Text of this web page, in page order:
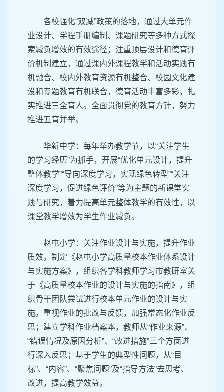
各校强化“双减”政策的落地，通过大单元作
业设计、学程手册编制、课题研究等多种方式探
索减负增效的有效途径；注重顶层设计和德育评
价机制建立，通过课内外课程教学和活动实践有
机融合、校内外教育资源有机整合、校园文化建
设和专题教育有机联合，德育活动丰富多彩，扎
实推进三全育人。全面贯彻党的教育方针，努力
推进五育并举。
华新中学：每年举办教学节，以“关注学生
的学习经历”为抓手，开展“优化单元设计，提升
整体教学”“导向深度学习，实现绿色转型”“关注
深度学习，促进绿色评价”等为主题的新课堂实
践与研究，着力提高单元整体教学的有效性，以
课堂教学增效为学生作业减负。
赵屯小学：关注作业设计与实施，提升作业
质效。制定《赵屯小学高质量校本作业体系设计
与实施方案》，组织各学科教师学习市教研室关
于《高质量校本作业的设计与实施的指南》，组
织骨干团队尝试进行校本单元作业的设计与实
施。重视作业的批改与反馈，加强常态化作业反
思；建立学科作业档案本，教师从“作业来源”、
“错误情况及原因分析”、“改进措施”三个方面进
行深入反思；基于学生的典型性问题，从“目
标”、“内容”、“聚焦问题”及“指导方法”去思考、
改进，提高教学效益。